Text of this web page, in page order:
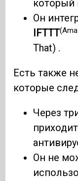
который
Он
IFTTT
That) .
Есть также
которые
Через
Он не